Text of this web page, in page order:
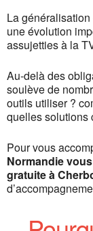
La
une évolution
assujetties à la
Au-delà des
soulève de
outils utiliser ?
quelles solutions
Pour vous
Normandie
gratuite à